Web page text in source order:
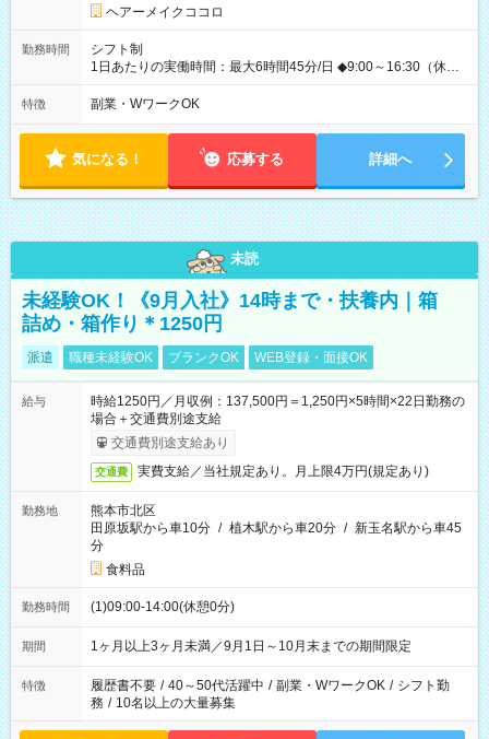
ヘアーメイクココロ
勤務時間
シフト制
1日あたりの実働時間：最大6時間45分/日 ◆9:00～16:30（休憩
45分） ◇週2日~OK！！ ◆残業レッスン一切なし ◇休みの日の
講習参加、モデルハント一切なし ☆★☆★☆★☆★☆ 上記の条件
ご希望があったらぜひご相談ください！ もちろん、週の出勤日
数も相談OKです！ ☆★☆★☆★☆★☆★☆
特徴 副業・WワークOK
気になる！ 応募する 詳細へ
未読
未経験OK！《9月入社》14時まで・扶養内｜箱
詰め・箱作り＊1250円
派遣 職種未経験OK ブランクOK WEB登録・面接OK
給与
時給1250円／月収例：137,500円＝1,250円×5時間×22日勤務の
場合＋交通費別途支給
交通費別途支給あり
交通費 実費支給／当社規定あり。月上限4万円(規定あり)
勤務地
熊本市北区
田原坂駅から車10分 / 植木駅から車20分 / 新玉名駅から車45
分
食料品
勤務時間 (1)09:00-14:00(休憩0分)
期間 1ヶ月以上3ヶ月未満／9月1日～10月末までの期間限定
特徴 履歴書不要 / 40～50代活躍中 / 副業・WワークOK / シフト勤
務 / 10名以上の大量募集